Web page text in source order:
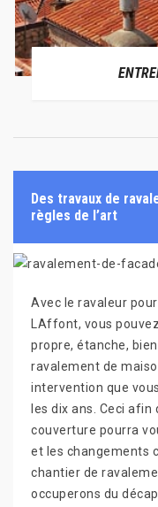
Des travaux de
règles de l’art
Avec le ravaleur
LAffont, vous
propre, étanche,
ravalement de
intervention que
les dix ans. Ceci afin
couverture pourra
et les changements
chantier de
occuperons du